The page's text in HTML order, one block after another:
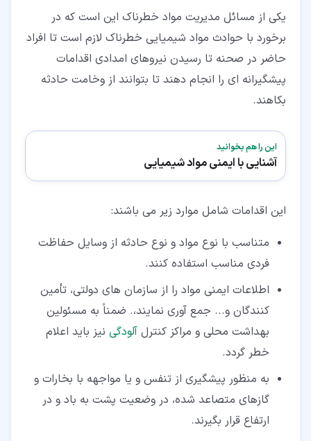
یکی از مسائل مدیریت مواد خطرناک این است که در
برخورد با حوادث مواد شیمیایی خطرناک لازم است تا افراد
حاضر در صحنه تا رسیدن نیروهای امدادی اقدامات
پیشگیرانه ‌ای را انجام دهند تا بتوانند از وخامت حادثه
بکاهند.
این را هم بخوانید
آشنایی با ایمنی مواد شیمیایی
این اقدامات شامل موارد زیر می ‌باشند:
متناسب با نوع مواد و نوع حادثه از وسایل حفاظت
فردی مناسب استفاده کنند.
اطلاعات ایمنی مواد را از سازمان‌ های دولتی، تأمین
کنندگان و... جمع‌ آوری نمایند،. ضمناً به مسئولین
بهداشت محلی و مراکز کنترل آلودگی نیز باید اعلام
خطر گردد.
به منظور پیشگیری از تنفس و یا مواجهه با بخارات و
گازهای متصاعد شده، در وضعیت پشت به باد و در
ارتفاع قرار بگیرند.